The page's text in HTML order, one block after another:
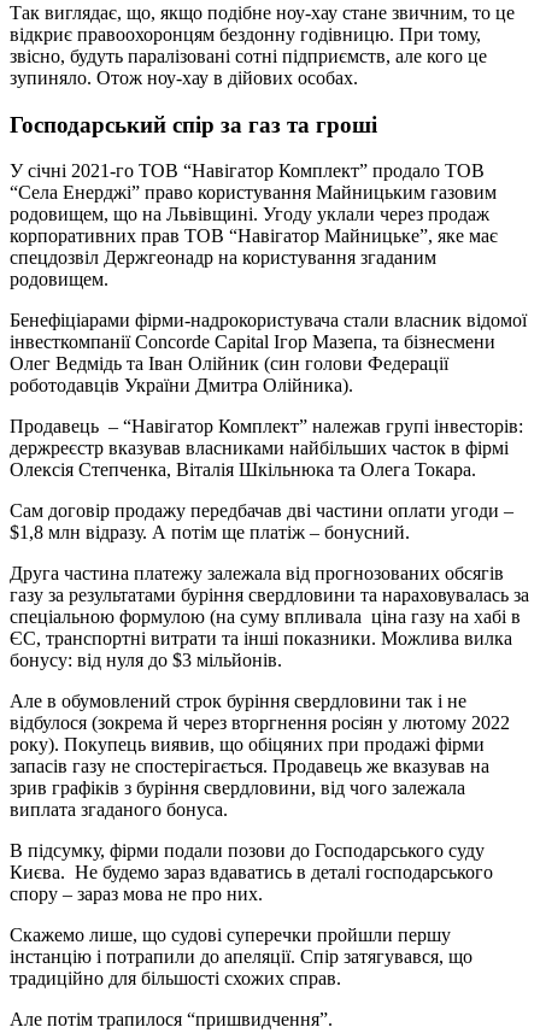
Так виглядає, що, якщо подібне ноу-хау стане звичним, то це
відкриє правоохоронцям бездонну годівницю. При тому,
звісно, будуть паралізовані сотні підприємств, але кого це
зупиняло. Отож ноу-хау в дійових особах.
Господарський спір за газ та гроші
У січні 2021-го ТОВ “Навігатор Комплект” продало ТОВ
“Села Енерджі” право користування Майницьким газовим
родовищем, що на Львівщині. Угоду уклали через продаж
корпоративних прав ТОВ “Навігатор Майницьке”, яке має
спецдозвіл Держгеонадр на користування згаданим
родовищем.
Бенефіціарами фірми-надрокористувача стали власник відомої
інвесткомпанії Concorde Capital Ігор Мазепа, та бізнесмени
Олег Ведмідь та Іван Олійник (син голови Федерації
роботодавців України Дмитра Олійника).
Продавець – “Навігатор Комплект” належав групі інвесторів:
держреєстр вказував власниками найбільших часток в фірмі
Олексія Степченка, Віталія Шкільнюка та Олега Токара.
Сам договір продажу передбачав дві частини оплати угоди –
$1,8 млн відразу. А потім ще платіж – бонусний.
Друга частина платежу залежала від прогнозованих обсягів
газу за результатами буріння свердловини та нараховувалась за
спеціальною формулою (на суму впливала ціна газу на хабі в
ЄС, транспортні витрати та інші показники. Можлива вилка
бонусу: від нуля до $3 мільйонів.
Але в обумовлений строк буріння свердловини так і не
відбулося (зокрема й через вторгнення росіян у лютому 2022
року). Покупець виявив, що обіцяних при продажі фірми
запасів газу не спостерігається. Продавець же вказував на
зрив графіків з буріння свердловини, від чого залежала
виплата згаданого бонуса.
В підсумку, фірми подали позови до Господарського суду
Києва. Не будемо зараз вдаватись в деталі господарського
спору – зараз мова не про них.
Скажемо лише, що судові суперечки пройшли першу
інстанцію і потрапили до апеляції. Спір затягувався, що
традиційно для більшості схожих справ.
Але потім трапилося “пришвидчення”.